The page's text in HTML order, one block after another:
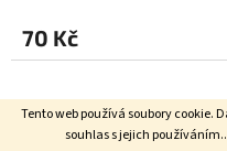
Tento web používá soubory cookie.
souhlas s jejich
je
4,5
5
hvězdiček.
70 Kč